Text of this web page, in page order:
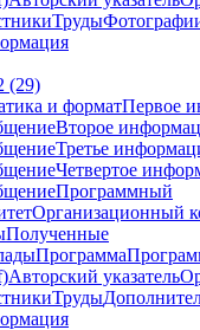
Труды
(29)
и форматПервое
Второе
Третье
Четвертое
Программный
Организационный
Полученные
Программа
Авторский указатель
Труды